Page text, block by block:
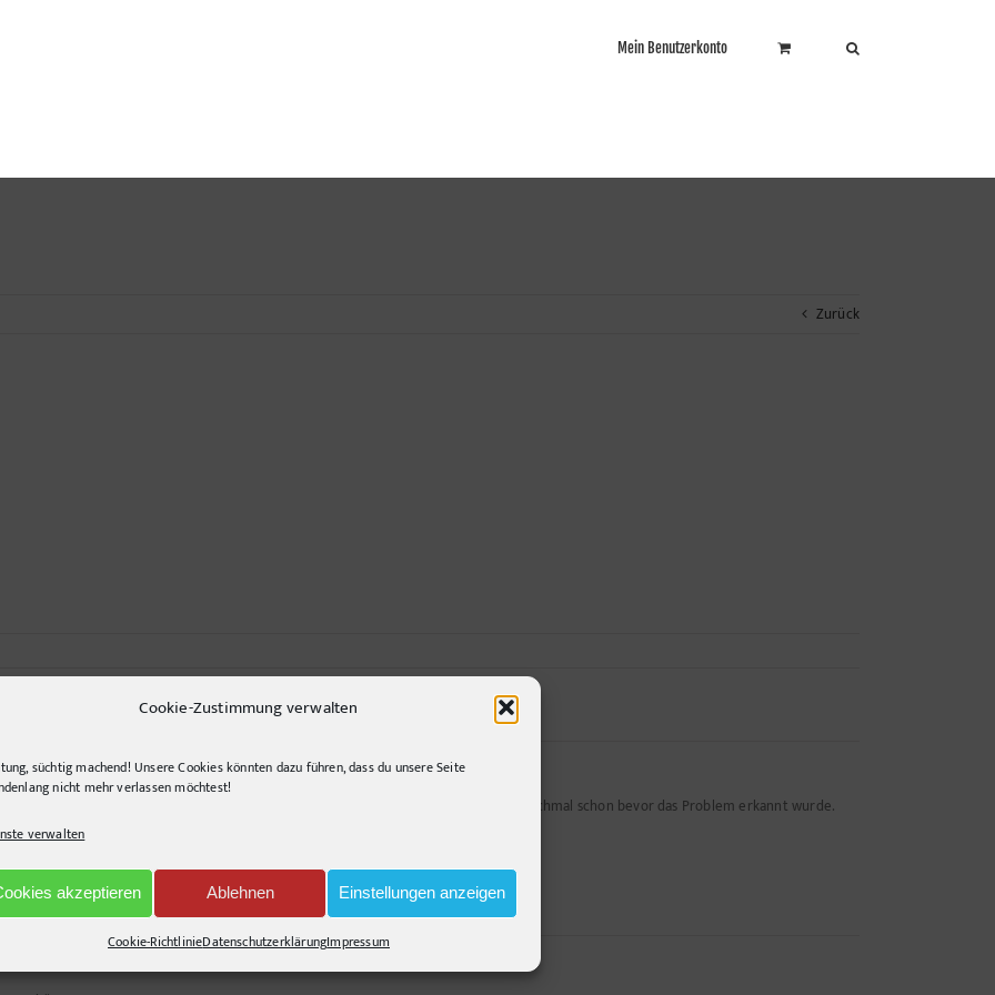
Cookie-Zustimmung verwalten
süchtig machend! Unsere Cookies könnten dazu führen, dass du unsere Seite
nicht mehr verlassen möchtest!
verwalten
akzeptieren Ablehnen Einstellungen anzeigen
Cookie-RichtlinieDatenschutzerklärungImpressum
Mein Benutzerkonto
Zurück
querlenkend, gerne segelnd. Immer auf der Suche nach innovativen Lösungen - manchmal schon bevor das Problem erkannt wurde.